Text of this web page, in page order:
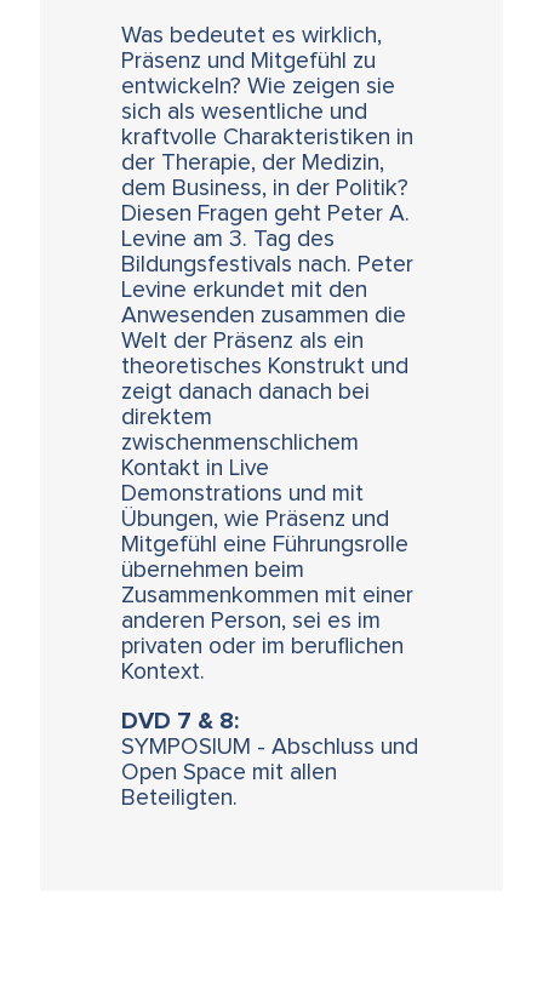
Was bedeutet es wirklich,
Präsenz und Mitgefühl zu
entwickeln? Wie zeigen sie
sich als wesentliche und
kraftvolle Charakteristiken in
der Therapie, der Medizin,
dem Business, in der Politik?
Diesen Fragen geht Peter A.
Levine am 3. Tag des
Bildungsfestivals nach. Peter
Levine erkundet mit den
Anwesenden zusammen die
Welt der Präsenz als ein
theoretisches Konstrukt und
zeigt danach danach bei
direktem
zwischenmenschlichem
Kontakt in Live
Demonstrations und mit
Übungen, wie Präsenz und
Mitgefühl eine Führungsrolle
übernehmen beim
Zusammenkommen mit einer
anderen Person, sei es im
privaten oder im beruflichen
Kontext.
DVD 7 & 8:
SYMPOSIUM - Abschluss und
Open Space mit allen
Beteiligten.